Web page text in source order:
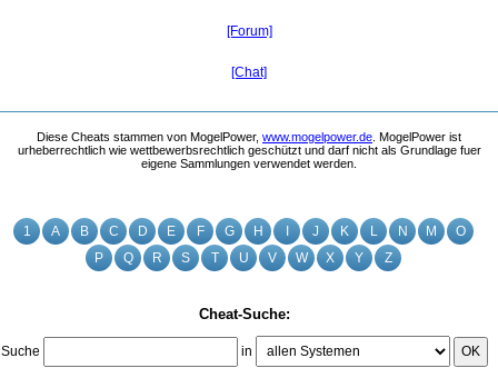
1 A B C D E F G H I J K L N M
O
P
Q R S T U V W X Y Z
Cheat-Suche:
Suche in OK
[Forum]
[Chat]
Diese Cheats stammen von MogelPower, www.mogelpower.de . MogelPower ist
urheberrechtlich wie wettbewerbsrechtlich geschützt und darf nicht als Grundlage fuer
eigene Sammlungen verwendet werden.